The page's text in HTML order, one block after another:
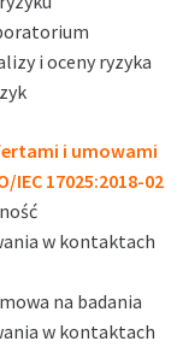
i oceny ryzyka
i umowami
IEC 17025:2018-02
w kontaktach
na badania
w kontaktach